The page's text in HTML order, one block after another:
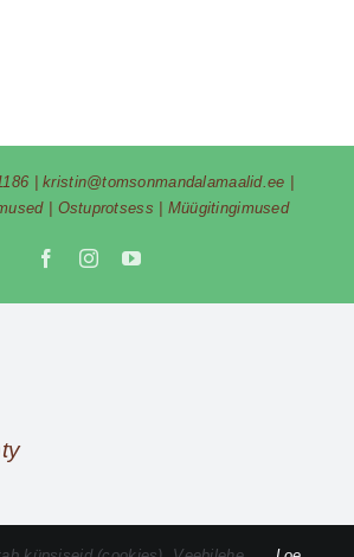
|kristin@tomsonmandalamaalid.ee
| Ostuprotsess Müügitingimused
FacebookInstagramYouTube
to see what's available